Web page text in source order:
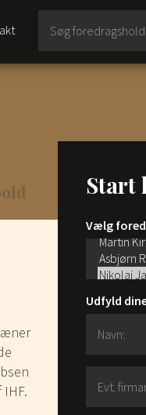
Start
Vælg
Udfyld